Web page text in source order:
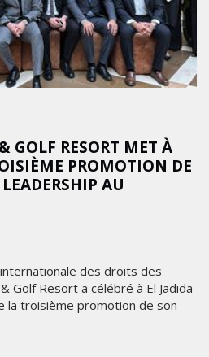
GOLF RESORT MET À
PROMOTION DE
AU
internationale des droits des
Golf Resort a célébré à El Jadida
la troisième promotion de son